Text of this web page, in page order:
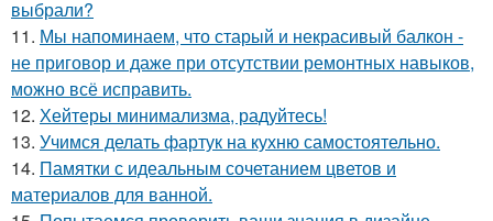
выбрали?
11. Мы напоминаем, что старый и некрасивый балкон -
не приговор и даже при отсутствии ремонтных навыков,
можно всё исправить.
12. Хейтеры минимализма, радуйтесь!
13. Учимся делать фартук на кухню самостоятельно.
14. Памятки с идеальным сочетанием цветов и
материалов для ванной.